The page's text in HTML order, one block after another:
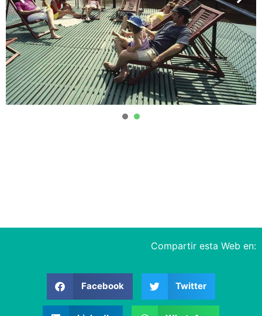
Compartir esta Web en:
Facebook Twitter